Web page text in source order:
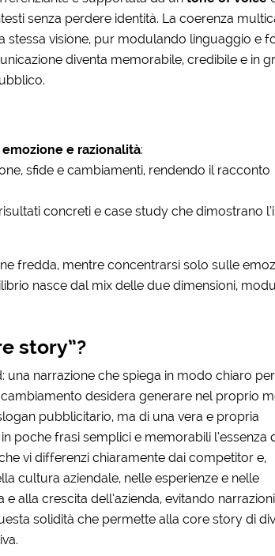
senza perdere identità. La coerenza
visione, pur modulando linguaggio e
diventa memorabile, credibile e in
emozione e razionalità:
sfide e cambiamenti, rendendo il racconto
concreti e case study che dimostrano
fredda, mentre concentrarsi solo sulle
nasce dal mix delle due dimensioni,
story”?
narrazione che spiega in modo chiaro
desidera generare nel proprio
pubblicitario, ma di una vera e propria
poche frasi semplici e memorabili l’essenza
vi differenzi chiaramente dai competitor e,
cultura aziendale, nelle esperienze e nelle
alla crescita dell’azienda, evitando narrazioni
solidità che permette alla core story di